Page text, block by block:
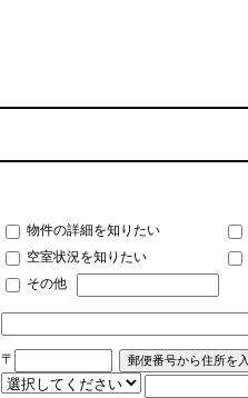
物件の詳細を知りたい
空室状況を知りたい
その他
〒